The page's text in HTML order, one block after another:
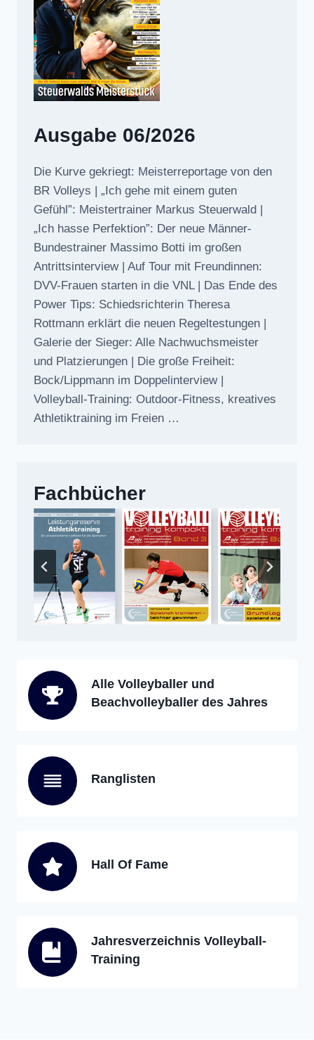
Ausgabe 06/2026
Die Kurve gekriegt: Meisterreportage von den
BR Volleys | „Ich gehe mit einem guten
Gefühl”: Meistertrainer Markus Steuerwald |
„Ich hasse Perfektion”: Der neue Männer-
Bundestrainer Massimo Botti im großen
Antrittsinterview | Auf Tour mit Freundinnen:
DVV-Frauen starten in die VNL | Das Ende des
Power Tips: Schiedsrichterin Theresa
Rottmann erklärt die neuen Regeltestungen |
Galerie der Sieger: Alle Nachwuchsmeister
und Platzierungen | Die große Freiheit:
Bock/Lippmann im Doppelinterview |
Volleyball-Training: Outdoor-Fitness, kreatives
Athletiktraining im Freien …
Fachbücher
Alle Volleyballer und
Beachvolleyballer des Jahres
Ranglisten
Hall Of Fame
Jahresverzeichnis Volleyball-
Training